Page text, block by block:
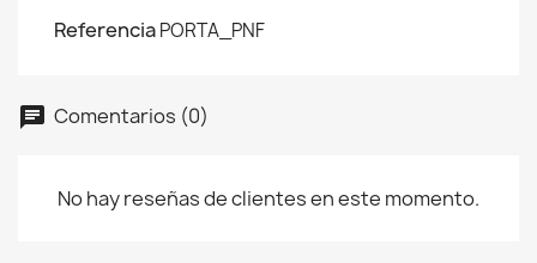
ReferenciaPORTA_PNF
Comentarios (0)
No hay reseñas de clientes en este momento.